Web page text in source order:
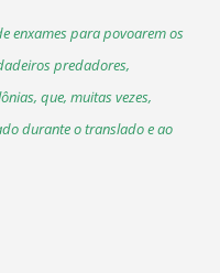
enxames para povoarem os
predadores,
que, muitas vezes,
durante o translado e ao